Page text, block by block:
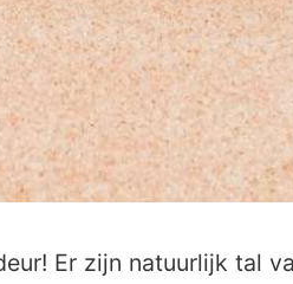
Er zijn natuurlijk tal